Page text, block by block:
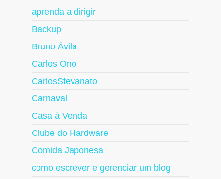
aprenda a dirigir
Backup
Bruno Ávila
Carlos Ono
CarlosStevanato
Carnaval
Casa à Venda
Clube do Hardware
Comida Japonesa
como escrever e gerenciar um blog